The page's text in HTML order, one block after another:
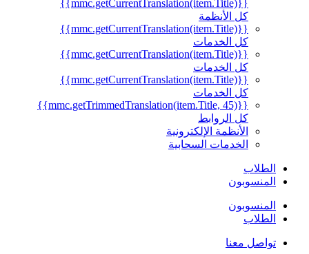
{{mmc.getCurrentTranslation(item.Title)}}
كل الأنظمة
{{mmc.getCurrentTranslation(item.Title)}}
كل الخدمات
{{mmc.getCurrentTranslation(item.Title)}}
كل الخدمات
{{mmc.getCurrentTranslation(item.Title)}}
كل الخدمات
{{mmc.getTrimmedTranslation(item.Title, 45)}}
كل الروابط
الأنظمة الإلكترونية
الخدمات السحابية
الطلاب
المنسوبون
المنسوبون
الطلاب
تواصل معنا